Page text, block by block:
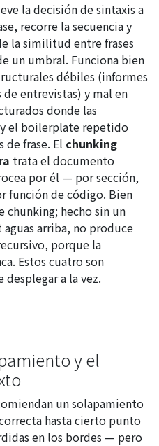
la decisión de sintaxis a
recorre la secuencia y
la similitud entre frases
un umbral. Funciona bien
débiles (informes
entrevistas) y mal en
donde las
y el boilerplate repetido
de frase. El chunking
trata el documento
por él — por sección,
función de código. Bien
chunking; hecho sin un
arriba, no produce
porque la
Estos cuatro son
a la vez.
y el
un solapamiento
hasta cierto punto
en los bordes — pero